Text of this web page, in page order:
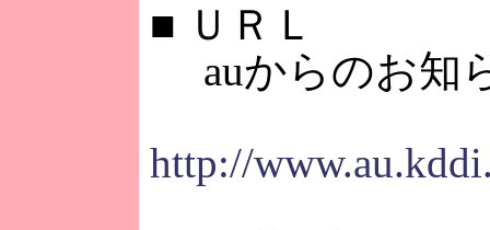
■ ＵＲＬ
auからのお知
http://